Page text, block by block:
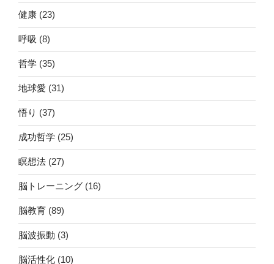
健康 (23)
呼吸 (8)
哲学 (35)
地球愛 (31)
悟り (37)
成功哲学 (25)
瞑想法 (27)
脳トレーニング (16)
脳教育 (89)
脳波振動 (3)
脳活性化 (10)